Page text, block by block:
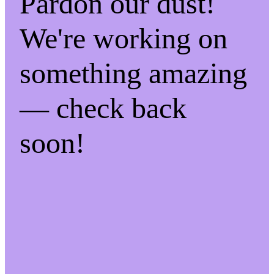
We're working on
something amazing
— check back
soon!